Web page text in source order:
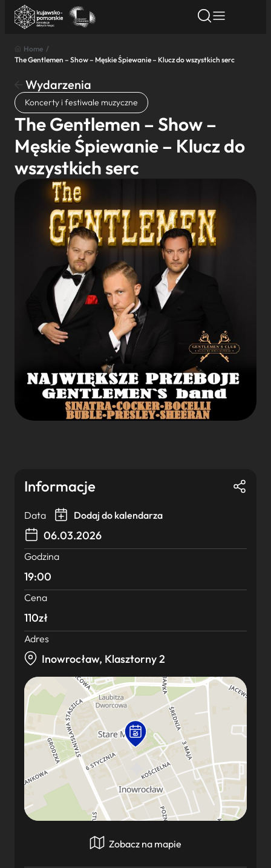
Znajdź atrakcję Znajdź artykuł Znajdź
Znajdź atrakcję
Nazwa atrakcji
Miasto
Kategoria
Wyszukaj
Home /
The Gentlemen – Show – Męskie Śpiewanie – Klucz do wszystkich serc
Wydarzenia
Koncerty i festiwale muzyczne
The Gentlemen – Show –
Męskie Śpiewanie – Klucz do
wszystkich serc
Informacje
Data Dodaj do kalendarza
06.03.2026
Godzina
19:00
Cena
110zł
Adres
Inowrocław, Klasztorny 2
Zobacz na mapie